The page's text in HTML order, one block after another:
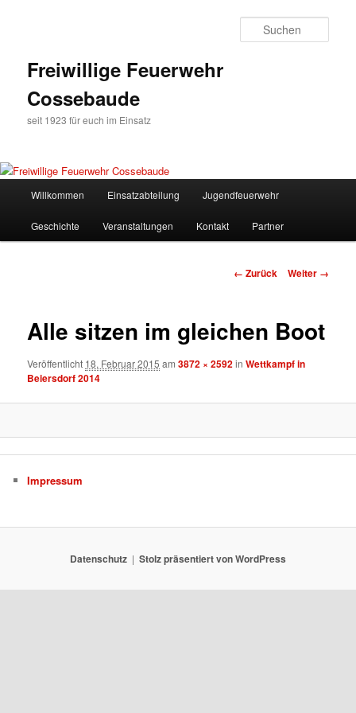
Freiwillige Feuerwehr
Cossebaude
seit 1923 für euch im Einsatz
Willkommen Einsatzabteilung Jugendfeuerwehr
Geschichte Veranstaltungen Kontakt Partner
Bilder-
← Zurück Weiter →
Alle sitzen im gleichen Boot
Veröffentlicht 18. Februar 2015 am3872 × 2592inWettkampf in
Beiersdorf 2014
Impressum
Datenschutz Stolz präsentiert von WordPress